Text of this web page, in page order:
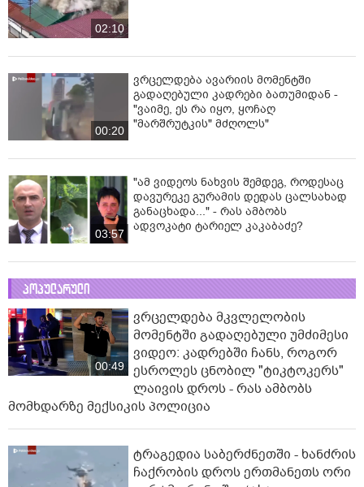
02:10
00:20
ვრცელდება ავარიის მომენტში
გადაღებული კადრები ბათუმიდან -
"ვაიმე, ეს რა იყო, ყოჩაღ
"მარშრუტკის" მძღოლს"
03:57
"ამ ვიდეოს ნახვის შემდეგ, როდესაც
დავურეკე გურამის დედას ცალსახად
განაცხადა..." - რას ამბობს
ადვოკატი ტარიელ კაკაბაძე?
პოპულარული
00:49
ვრცელდება მკვლელობის
მომენტში გადაღებული უმძიმესი
ვიდეო: კადრებში ჩანს, როგორ
ესროლეს ცნობილ "ტიკტოკერს"
ლაივის დროს - რას ამბობს
მომხდარზე მექსიკის პოლიცია
ტრაგედია საბერძნეთში - ხანძრის
ჩაქრობის დროს ერთმანეთს ორი